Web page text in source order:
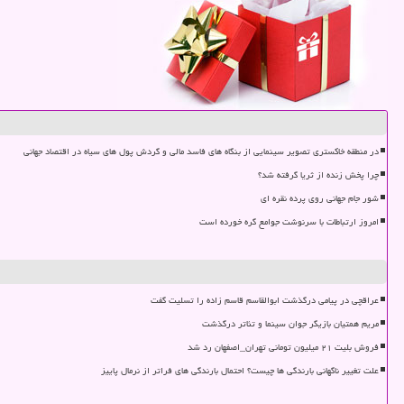
در منطقه خاکستری تصویر سینمایی از بنگاه های فاسد مالی و گردش پول های سیاه در اقتصاد جهانی
چرا پخش زنده از ثریا گرفته شد؟
شور جام جهانی روی پرده نقره ای
امروز ارتباطات با سرنوشت جوامع گره خورده است
عراقچی در پیامی درگذشت ابوالقاسم قاسم زاده را تسلیت گفت
مریم همتیان بازیگر جوان سینما و تئاتر درگذشت
فروش بلیت ۲۱ میلیون تومانی تهران_اصفهان رد شد
علت تغییر ناگهانی بارندگی ها چیست؟ احتمال بارندگی های فراتر از نرمال پاییز